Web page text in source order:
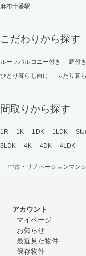
麻布十番駅
こだわりから探す
ルーフバルコニー付き 庭付き
ひとり暮らし向け
ふたり暮
間取りから探す
1R 1K 1DK 1LDK
3LDK
4K 4DK 4LDK
中古・リノベーションマン
アカウント
マイページ
お知らせ
最近見た物件
保存物件